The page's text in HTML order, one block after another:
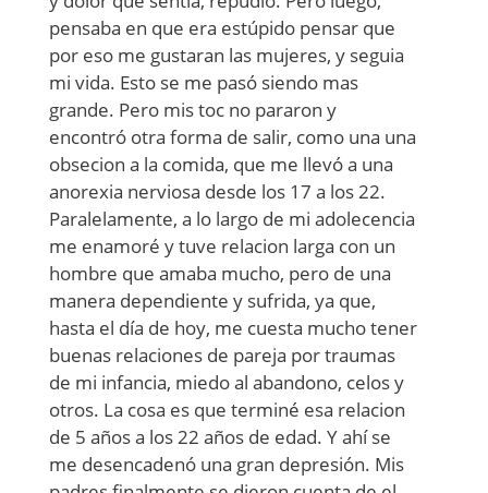
pensaba en que era estúpido pensar que
por eso me gustaran las mujeres, y seguia
mi vida. Esto se me pasó siendo mas
grande. Pero mis toc no pararon y
encontró otra forma de salir, como una una
obsecion a la comida, que me llevó a una
anorexia nerviosa desde los 17 a los 22.
Paralelamente, a lo largo de mi adolecencia
me enamoré y tuve relacion larga con un
hombre que amaba mucho, pero de una
manera dependiente y sufrida, ya que,
hasta el día de hoy, me cuesta mucho tener
buenas relaciones de pareja por traumas
de mi infancia, miedo al abandono, celos y
otros. La cosa es que terminé esa relacion
de 5 años a los 22 años de edad. Y ahí se
me desencadenó una gran depresión. Mis